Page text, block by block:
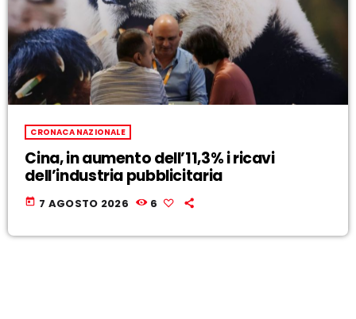
CRONACA NAZIONALE
Cina, in aumento dell’11,3% i ricavi
dell’industria pubblicitaria
today 7 AGOSTO 2026 6